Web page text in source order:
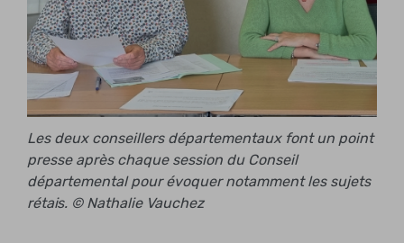
Les deux conseillers départementaux font un point
presse après chaque session du Conseil
départemental pour évoquer notamment les sujets
rétais. © Nathalie Vauchez